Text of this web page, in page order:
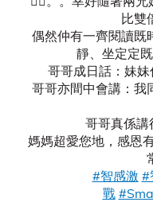
比雙
偶然仲有一齊閱讀既
靜、坐定定
哥哥成日話：妹妹
哥哥亦間中會講：我
哥哥真係講
媽媽超愛您地，感恩
#智感激 #
戰